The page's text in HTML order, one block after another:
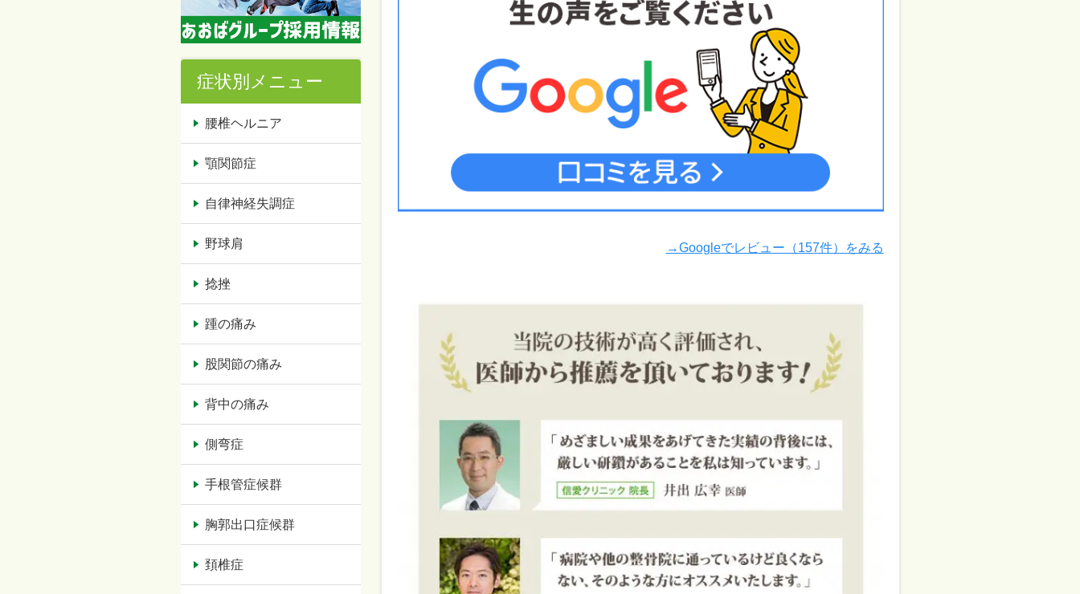
→Googleでレビュー（157件）をみる
症状別メニュー
腰椎ヘルニア
顎関節症
自律神経失調症
野球肩
捻挫
踵の痛み
股関節の痛み
背中の痛み
側弯症
手根管症候群
胸郭出口症候群
頚椎症